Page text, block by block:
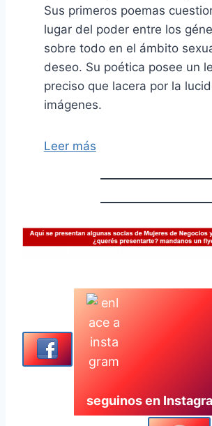
Sus primeros poemas
lugar del poder entre los
sobre todo en el ámbito
deseo. Su poética posee un
preciso que lacera por la
imágenes.
Leer más
seguinos en Instagra